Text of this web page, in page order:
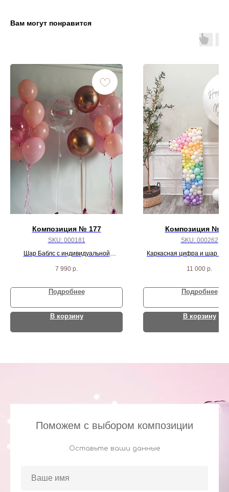
Вам могут понравится
Композиция № 177
SKU: 000181
Шар Баблс с индивидуальной
розовых шариков
7 990 р.
Подробнее
В корзину
Композиция №
SKU: 000262
Каркасная цифра и шар с
11 000 р.
Подробнее
В корзину
Поможем с выбором композиции
Оставьте ваши данные